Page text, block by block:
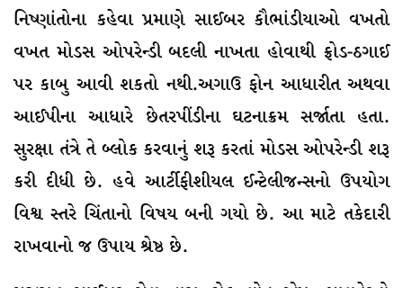
નિષ્ણાંતોના કહેવા પ્રમાણે સાઈબર કૌભાંડીયાઓ વખતો
વખત મોડસ ઓપરેન્ડી બદલી નાખતા હોવાથી ફ્રોડ-ઠગાઈ
પર કાબુ આવી શકતો નથી.અગાઉ ફોન આધારીત અથવા
આઈપીના આધારે છેતરપીંડીના ઘટનાક્રમ સર્જાતા હતા.
સુરક્ષા તંત્રે તે બ્લોક કરવાનું શરૂ કરતાં મોડસ ઓપરેન્ડી શરૂ
કરી દીધી છે. હવે આર્ટીફીશીયલ ઈન્ટેલીજન્સનો ઉપયોગ
વિશ્વ સ્તરે ચિંતાનો વિષય બની ગયો છે. આ માટે તકેદારી
રાખવાનો જ ઉપાય શ્રેષ્ઠ છે.